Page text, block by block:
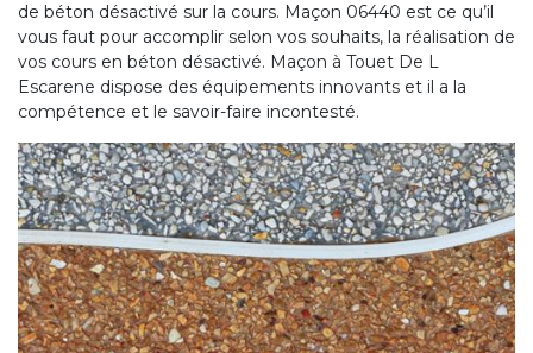
de béton désactivé sur la cours. Maçon 06440 est ce qu’il
vous faut pour accomplir selon vos souhaits, la réalisation de
vos cours en béton désactivé. Maçon à Touet De L
Escarene dispose des équipements innovants et il a la
compétence et le savoir-faire incontesté.